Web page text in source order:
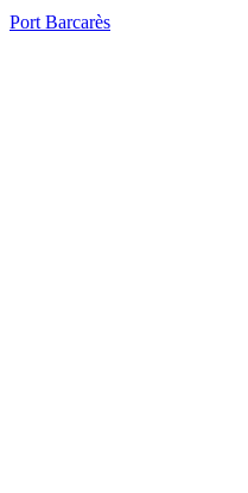
Port Barcarès